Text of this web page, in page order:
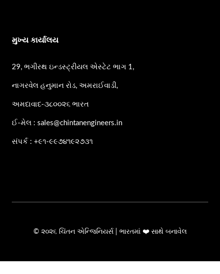
મુખ્ય કાર્યાલય
29, ભગીરથ ઇન્ડસ્ટ્રીયલ એસ્ટેટ ભાગ 1,
નાગરવેલ હનુમાન રોડ, અમરાઈવાડી,
અમદાવાદ-૩૮૦૦૨૬ ભારત
ઈ-મેલ : sales@chintanengineers.in
સંપર્ક : +૯૧-૯૯૭૪૧૯૨૭૩૧
© ૨૦૨૬ ચિંતન એન્જિનિયર્સ | ભારતમાં ❤️ સાથે બનાવેલ